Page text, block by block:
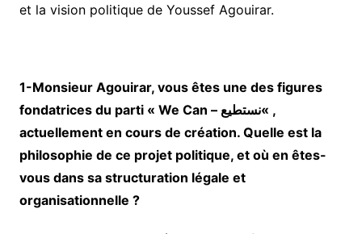
et la vision politique de Youssef Agouirar.
1-Monsieur Agouirar, vous êtes une des figures
fondatrices du parti « We Can – نستطيع« ,
actuellement en cours de création. Quelle est la
philosophie de ce projet politique, et où en êtes-
vous dans sa structuration légale et
organisationnelle ?